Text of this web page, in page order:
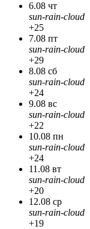
6.08 чт
sun-rain-cloud
+25
7.08 пт
sun-rain-cloud
+29
8.08 сб
sun-rain-cloud
+24
9.08 вс
sun-rain-cloud
+22
10.08 пн
sun-rain-cloud
+24
11.08 вт
sun-rain-cloud
+20
12.08 ср
sun-rain-cloud
+19